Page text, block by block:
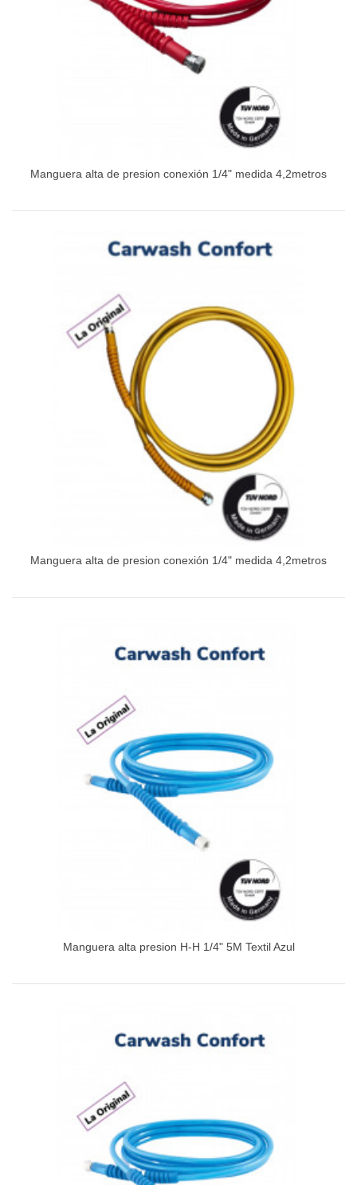
Manguera alta de presion conexión 1/4" medida 4,2metros
Manguera alta de presion conexión 1/4" medida 4,2metros
Manguera alta presion H-H 1/4" 5M Textil Azul